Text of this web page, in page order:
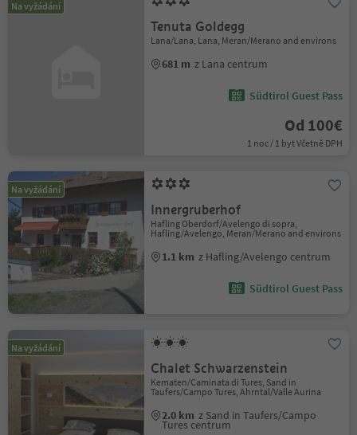
Na vyžádání
Tenuta Goldegg
Lana/Lana, Lana, Meran/Merano and environs
681 m z Lana centrum
Südtirol Guest Pass
Od 100€
1 noc / 1 byt Včetně DPH
Na vyžádání
Innergruberhof
Hafling Oberdorf/Avelengo di sopra,
Hafling/Avelengo, Meran/Merano and environs
1.1 km z Hafling/Avelengo centrum
Südtirol Guest Pass
Na vyžádání
Chalet Schwarzenstein
Kematen/Caminata di Tures, Sand in
Taufers/Campo Tures, Ahrntal/Valle Aurina
2.0 km z Sand in Taufers/Campo
Tures centrum